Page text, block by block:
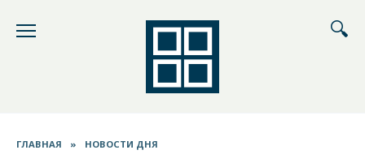
ГЛАВНАЯ » НОВОСТИ ДНЯ